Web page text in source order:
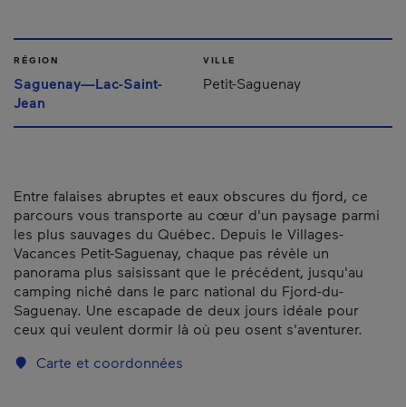
RÉGION
Saguenay—Lac-Saint-
Jean
VILLE
Petit-Saguenay
Entre falaises abruptes et eaux obscures du fjord, ce
parcours vous transporte au cœur d'un paysage parmi
les plus sauvages du Québec. Depuis le Villages-
Vacances Petit-Saguenay, chaque pas révèle un
panorama plus saisissant que le précédent, jusqu'au
camping niché dans le parc national du Fjord-du-
Saguenay. Une escapade de deux jours idéale pour
ceux qui veulent dormir là où peu osent s'aventurer.
Carte et coordonnées